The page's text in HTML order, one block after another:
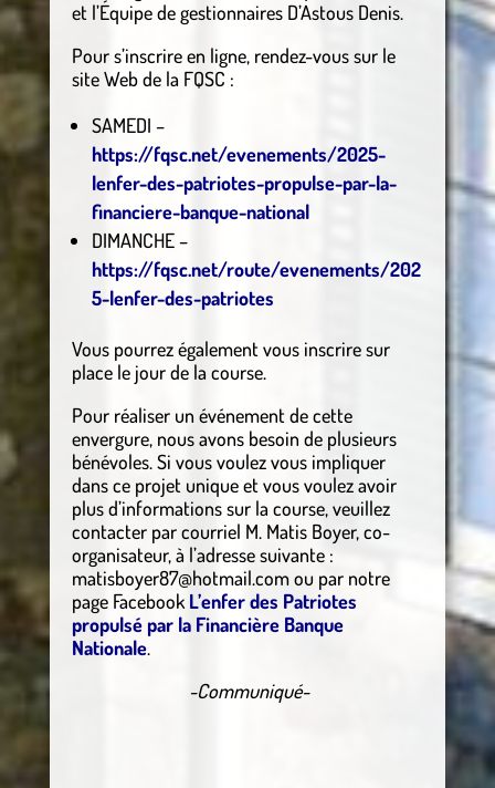
et l’Équipe de gestionnaires D’Astous Denis.
Pour s’inscrire en ligne, rendez-vous sur le
site Web de la FQSC :
SAMEDI –
https://fqsc.net/evenements/2025-
lenfer-des-patriotes-propulse-par-la-
financiere-banque-national
DIMANCHE –
https://fqsc.net/route/evenements/202
5-lenfer-des-patriotes
Vous pourrez également vous inscrire sur
place le jour de la course.
Pour réaliser un événement de cette
envergure, nous avons besoin de plusieurs
bénévoles. Si vous voulez vous impliquer
dans ce projet unique et vous voulez avoir
plus d’informations sur la course, veuillez
contacter par courriel M. Matis Boyer, co-
organisateur, à l’adresse suivante :
matisboyer87@hotmail.com ou par notre
page Facebook L’enfer des Patriotes
propulsé par la Financière Banque
Nationale.
-Communiqué-